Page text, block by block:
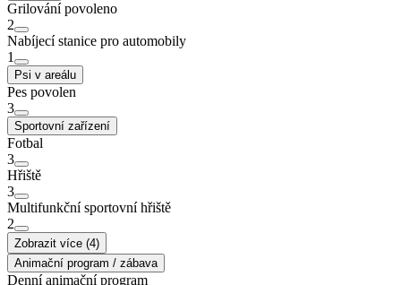
Grilování povoleno
2
Nabíjecí stanice pro automobily
1
Psi v areálu
Pes povolen
3
Sportovní zařízení
Fotbal
3
Hřiště
3
Multifunkční sportovní hřiště
2
Zobrazit více (4)
Animační program / zábava
Denní animační program